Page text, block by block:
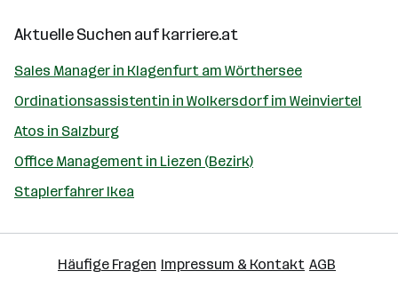
Aktuelle Suchen aufkarriere.at
Sales Manager in Klagenfurt am Wörthersee
Ordinationsassistentin in Wolkersdorf im Weinviertel
Atos in Salzburg
Office Management in Liezen (Bezirk)
Staplerfahrer Ikea
Häufige Fragen Impressum & Kontakt AGB